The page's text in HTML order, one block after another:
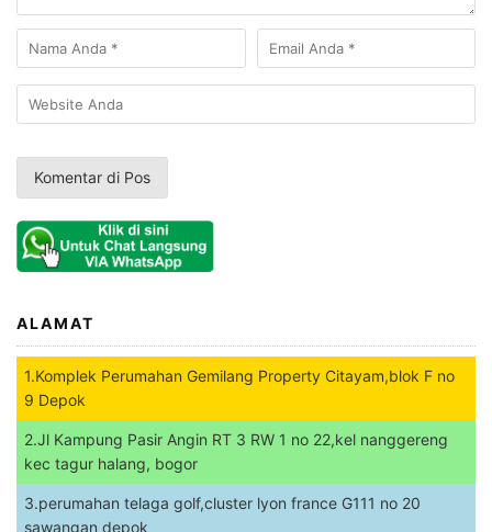
ALAMAT
1.Komplek Perumahan Gemilang Property Citayam,blok F no
9 Depok
2.Jl Kampung Pasir Angin RT 3 RW 1 no 22,kel nanggereng
kec tagur halang, bogor
3.perumahan telaga golf,cluster lyon france G111 no 20
sawangan depok